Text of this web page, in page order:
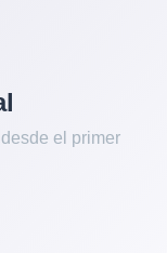
el primer